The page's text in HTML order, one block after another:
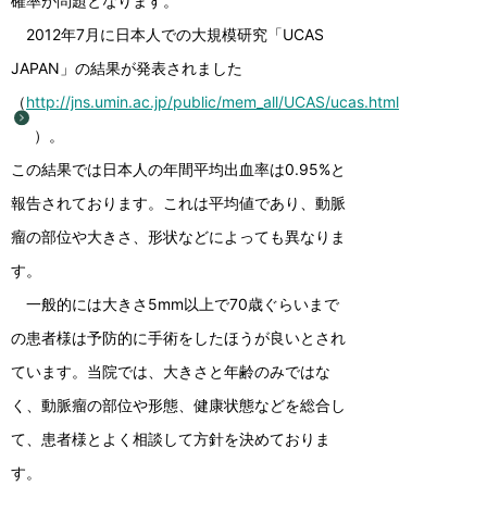
2012年7月に日本人での大規模研究「UCAS
JAPAN」の結果が発表されました
（http://jns.umin.ac.jp/public/mem_all/UCAS/ucas.html
）。
この結果では日本人の年間平均出血率は0.95%と
報告されております。これは平均値であり、動脈
瘤の部位や大きさ、形状などによっても異なりま
す。
一般的には大きさ5mm以上で70歳ぐらいまで
の患者様は予防的に手術をしたほうが良いとされ
ています。当院では、大きさと年齢のみではな
く、動脈瘤の部位や形態、健康状態などを総合し
て、患者様とよく相談して方針を決めておりま
す。